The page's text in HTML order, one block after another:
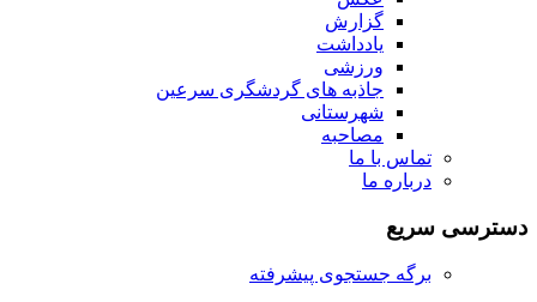
گزارش
یادداشت
ورزشی
جاذبه های گردشگری سرعین
شهرستانی
مصاحبه
تماس با ما
درباره ما
دسترسی سریع
برگه جستجوی پیشرفته